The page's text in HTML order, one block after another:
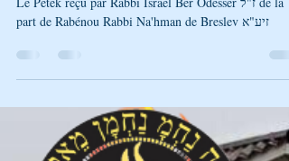
Odesser de la part de Rabbi